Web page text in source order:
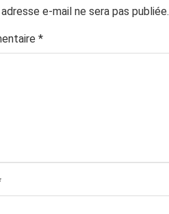
e-mail ne sera pas publiée.
*